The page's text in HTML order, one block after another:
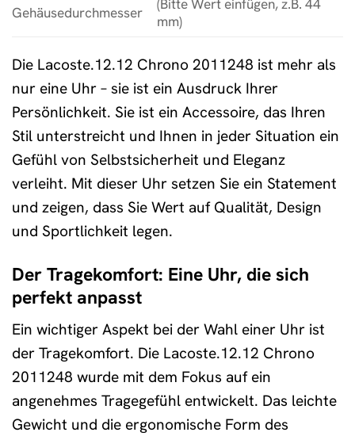
Gehäusedurchmesser
(Bitte Wert einfügen, z.B. 44
mm)
Die Lacoste.12.12 Chrono 2011248 ist mehr als
nur eine Uhr – sie ist ein Ausdruck Ihrer
Persönlichkeit. Sie ist ein Accessoire, das Ihren
Stil unterstreicht und Ihnen in jeder Situation ein
Gefühl von Selbstsicherheit und Eleganz
verleiht. Mit dieser Uhr setzen Sie ein Statement
und zeigen, dass Sie Wert auf Qualität, Design
und Sportlichkeit legen.
Der Tragekomfort: Eine Uhr, die sich
perfekt anpasst
Ein wichtiger Aspekt bei der Wahl einer Uhr ist
der Tragekomfort. Die Lacoste.12.12 Chrono
2011248 wurde mit dem Fokus auf ein
angenehmes Tragegefühl entwickelt. Das leichte
Gewicht und die ergonomische Form des